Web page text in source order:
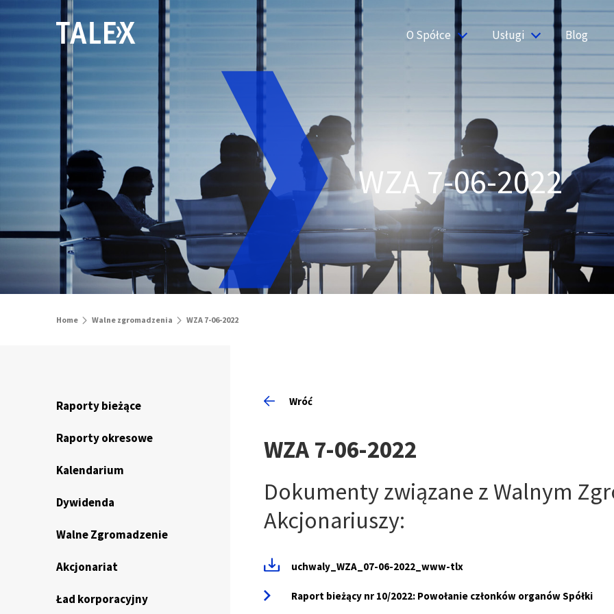
O Spółce Usługi Blog
WZA 7-06-2022
Home Walne zgromadzenia WZA 7-06-2022
Raporty bieżące
Raporty okresowe
Kalendarium
Dywidenda
Walne Zgromadzenie
Akcjonariat
Ład korporacyjny
Wróć
WZA 7-06-2022
Dokumenty związane z Walnym
Akcjonariuszy:
uchwaly_WZA_07-06-2022_www-tlx
Raport bieżący nr 10/2022: Powołanie członków organów Spółki